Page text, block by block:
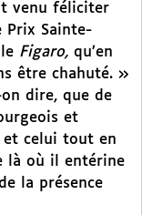
venu féliciter
Prix Sainte-
Figaro, qu’en
être chahuté. »
dire, que de
et
celui tout en
là où il entérine
la présence